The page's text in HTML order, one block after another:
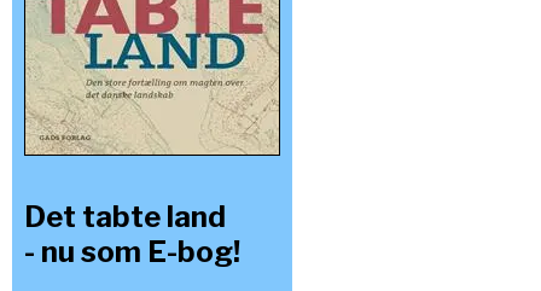
Det tabte land
- nu som E-bog!